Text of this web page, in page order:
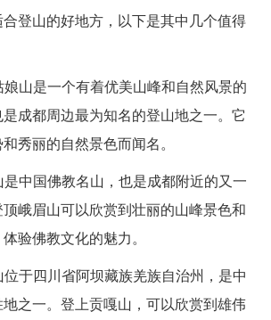
登山的好地方，以下是其中几个值得
山是一个有着优美山峰和自然风景的
成都周边最为知名的登山地之一。它
秀丽的自然景色而闻名。
中国佛教名山，也是成都附近的又一
峨眉山可以欣赏到壮丽的山峰景色和
验佛教文化的魅力。
于四川省阿坝藏族羌族自治州，是中
之一。登上贡嘎山，可以欣赏到雄伟